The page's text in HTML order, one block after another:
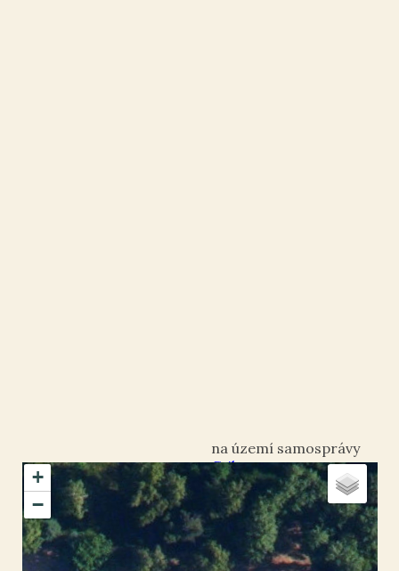
+
−
Cvikov
okres Česká Lípa
Naděje